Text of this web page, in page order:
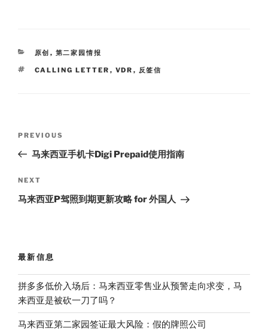
i
b
o
o
k
CATEGORIES
原创 , 第二家园情报
TAGS
CALLING LETTER , VDR , 反签信
Previous
Post
PREVIOUS
马来西亚手机卡Digi Prepaid使用指南
Next
Post
NEXT
马来西亚P驾照到期更新攻略 for 外国人
最新信息
拼多多低价入场后：马来西亚零售业从预警走向求变，马
来西亚是被砍一刀了吗？
马来西亚第二家园签证最大风险：假的牌照公司